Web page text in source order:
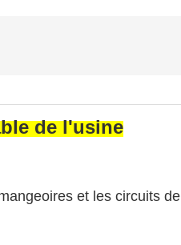
de l'usine
et les circuits de